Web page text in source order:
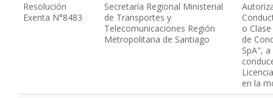
Resolución
Exenta N°8483
Secretaría Regional Ministerial
de Transportes y
Telecomunicaciones Región
Metropolitana de Santiago
o
de
SpA",
en la